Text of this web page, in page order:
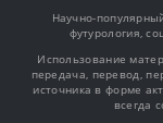
Научно-
футурология,
Использование
передача, перевод,
источника в форме
всегда